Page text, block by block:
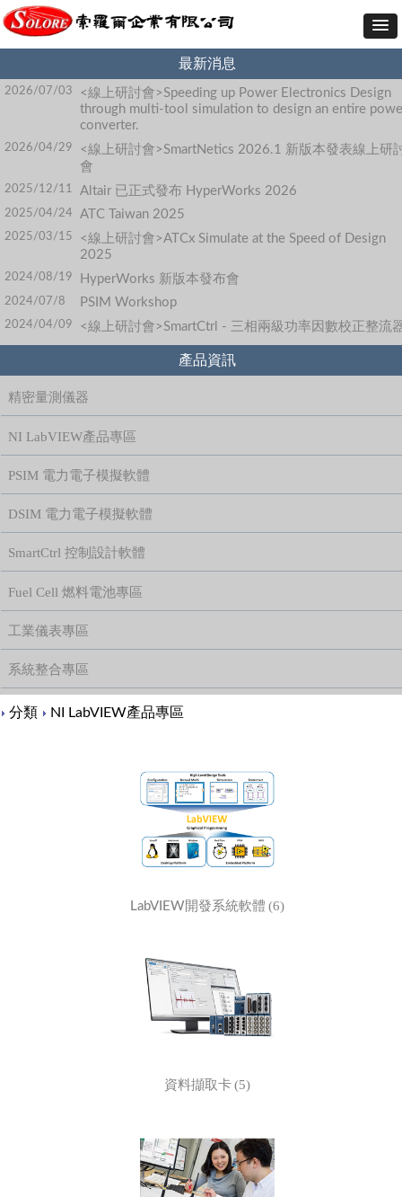
最新消息
2026/07/03
<線上研討會>Speeding up Power Electronics Design
through multi-tool simulation to design an entire
converter.
2026/04/29
<線上研討會>SmartNetics 2026.1 新版本發表線上研
會
2025/12/11 Altair 已正式發布 HyperWorks 2026
2025/04/24 ATC Taiwan 2025
2025/03/15
<線上研討會>ATCx Simulate at the Speed of Design
2025
2024/08/19 HyperWorks 新版本發布會
2024/07/8 PSIM Workshop
2024/04/09 <線上研討會>SmartCtrl - 三相兩級功率因數校正整流
產品資訊
精密量測儀器
NI LabVIEW產品專區
PSIM 電力電子模擬軟體
DSIM 電力電子模擬軟體
SmartCtrl 控制設計軟體
Fuel Cell 燃料電池專區
工業儀表專區
系統整合專區
Content
分類 NI LabVIEW產品專區
LabVIEW開發系統軟體 (6)
資料擷取卡 (5)